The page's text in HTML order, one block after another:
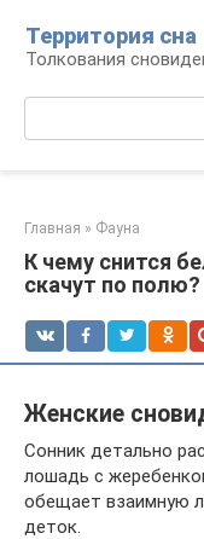
контенту
Территория сна
Толкования
Главная » Фауна
К чему снится
скачут по полю?
Женские
Сонник детально
лошадь с
обещает взаимную
деток.